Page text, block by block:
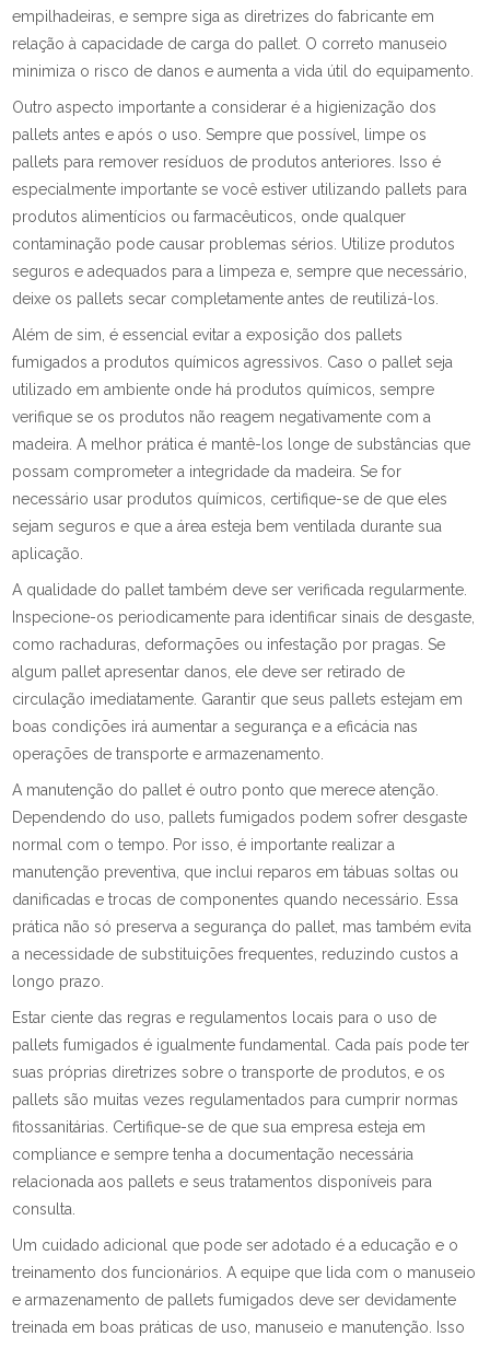
empilhadeiras, e sempre siga as diretrizes do fabricante em
relação à capacidade de carga do pallet. O correto manuseio
minimiza o risco de danos e aumenta a vida útil do equipamento.
Outro aspecto importante a considerar é a higienização dos
pallets antes e após o uso. Sempre que possível, limpe os
pallets para remover resíduos de produtos anteriores. Isso é
especialmente importante se você estiver utilizando pallets para
produtos alimentícios ou farmacêuticos, onde qualquer
contaminação pode causar problemas sérios. Utilize produtos
seguros e adequados para a limpeza e, sempre que necessário,
deixe os pallets secar completamente antes de reutilizá-los.
Além de sim, é essencial evitar a exposição dos pallets
fumigados a produtos químicos agressivos. Caso o pallet seja
utilizado em ambiente onde há produtos químicos, sempre
verifique se os produtos não reagem negativamente com a
madeira. A melhor prática é mantê-los longe de substâncias que
possam comprometer a integridade da madeira. Se for
necessário usar produtos químicos, certifique-se de que eles
sejam seguros e que a área esteja bem ventilada durante sua
aplicação.
A qualidade do pallet também deve ser verificada regularmente.
Inspecione-os periodicamente para identificar sinais de desgaste,
como rachaduras, deformações ou infestação por pragas. Se
algum pallet apresentar danos, ele deve ser retirado de
circulação imediatamente. Garantir que seus pallets estejam em
boas condições irá aumentar a segurança e a eficácia nas
operações de transporte e armazenamento.
A manutenção do pallet é outro ponto que merece atenção.
Dependendo do uso, pallets fumigados podem sofrer desgaste
normal com o tempo. Por isso, é importante realizar a
manutenção preventiva, que inclui reparos em tábuas soltas ou
danificadas e trocas de componentes quando necessário. Essa
prática não só preserva a segurança do pallet, mas também evita
a necessidade de substituições frequentes, reduzindo custos a
longo prazo.
Estar ciente das regras e regulamentos locais para o uso de
pallets fumigados é igualmente fundamental. Cada país pode ter
suas próprias diretrizes sobre o transporte de produtos, e os
pallets são muitas vezes regulamentados para cumprir normas
fitossanitárias. Certifique-se de que sua empresa esteja em
compliance e sempre tenha a documentação necessária
relacionada aos pallets e seus tratamentos disponíveis para
consulta.
Um cuidado adicional que pode ser adotado é a educação e o
treinamento dos funcionários. A equipe que lida com o manuseio
e armazenamento de pallets fumigados deve ser devidamente
treinada em boas práticas de uso, manuseio e manutenção. Isso